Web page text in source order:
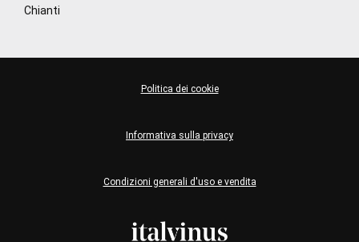
Chianti
Condizioni generali d'uso e vendita
Informativa sulla privacy
Politica dei cookie